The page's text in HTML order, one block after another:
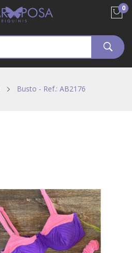
0
Busto - Ref.: AB2176